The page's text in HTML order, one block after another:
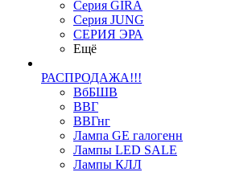
Серия GIRA
Серия JUNG
СЕРИЯ ЭРА
Ещё
РАСПРОДАЖА!!!
ВбБШВ
ВВГ
ВВГнг
Лампа GE галогенн
Лампы LED SALE
Лампы КЛЛ